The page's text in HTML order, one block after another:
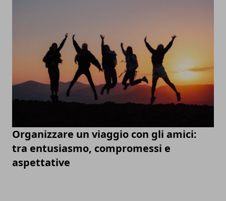
Organizzare un viaggio con gli amici:
tra entusiasmo, compromessi e
aspettative